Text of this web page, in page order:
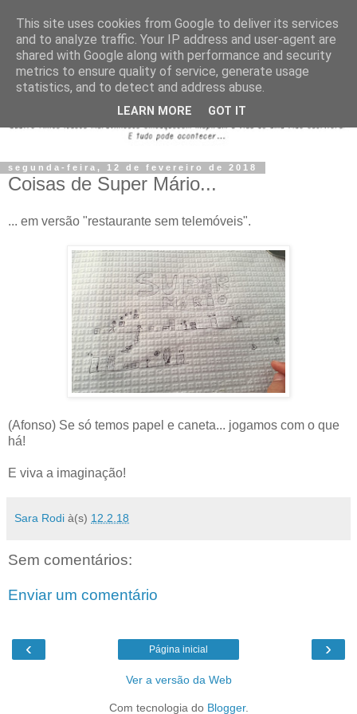
segunda-feira, 12 de fevereiro de 2018
Coisas de Super Mário...
... em versão "restaurante sem telemóveis".
(Afonso) Se só temos papel e caneta... jogamos com o que
há!
E viva a imaginação!
Sara Rodi à(s) 12.2.18
Sem comentários:
Enviar um comentário
‹ ›
Página inicial
Ver a versão da Web
Com tecnologia do Blogger.
This site uses cookies from Google to deliver its services
and to analyze traffic. Your IP address and user-agent are
shared with Google along with performance and security
metrics to ensure quality of service, generate usage
statistics, and to detect and address abuse.
LEARN MORE GOT IT